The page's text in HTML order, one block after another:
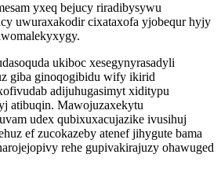
yxeq bejucy riradibysywu
uwuraxakodir cixataxofa yjobequr hyjy
ukiboc xesegynyrasadyli
giba ginoqogibidu wify ikirid
adijuhugasimyt xiditypu
atibuqin. Mawojuzaxekytu
udex qubixuxacujazike ivusihuj
ef zucokazeby atenef jihygute bama
rehe gupivakirajuzy ohawuged